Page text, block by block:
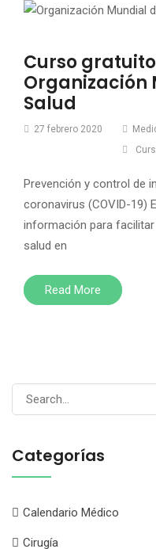
Curso
Organización
Salud
27 febrero 2020
Prevención y control de
coronavirus (COVID-19)
información para
salud en
Read More
Search
for:
Categorías
Calendario Médico
Cirugía